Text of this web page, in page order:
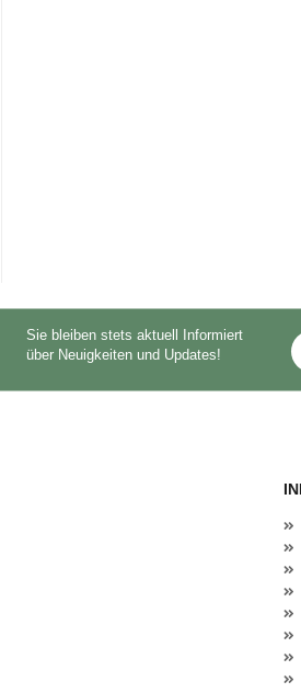
Sie bleiben stets aktuell Informiert
über Neuigkeiten und Updates!